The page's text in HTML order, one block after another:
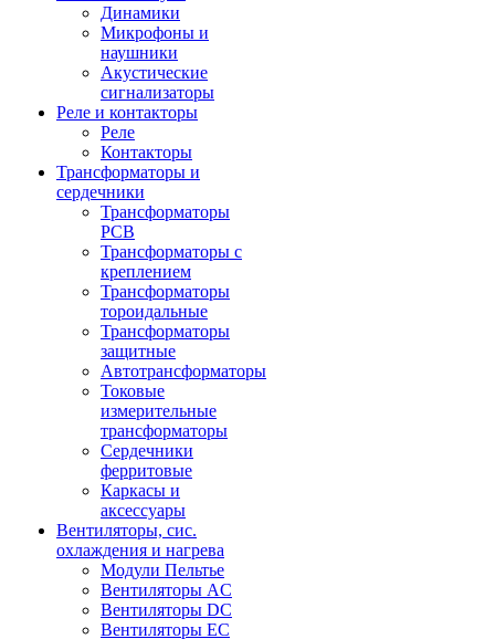
Динамики
Микрофоны и
наушники
Акустические
сигнализаторы
Реле и контакторы
Реле
Контакторы
Трансформаторы и
сердечники
Трансформаторы
PCB
Трансформаторы с
креплением
Трансформаторы
тороидальные
Трансформаторы
защитные
Автотрансформаторы
Токовые
измерительные
трансформаторы
Сердечники
ферритовые
Каркасы и
аксессуары
Вентиляторы, сис.
охлаждения и нагрева
Модули Пельтье
Вентиляторы AC
Вентиляторы DC
Вентиляторы EC